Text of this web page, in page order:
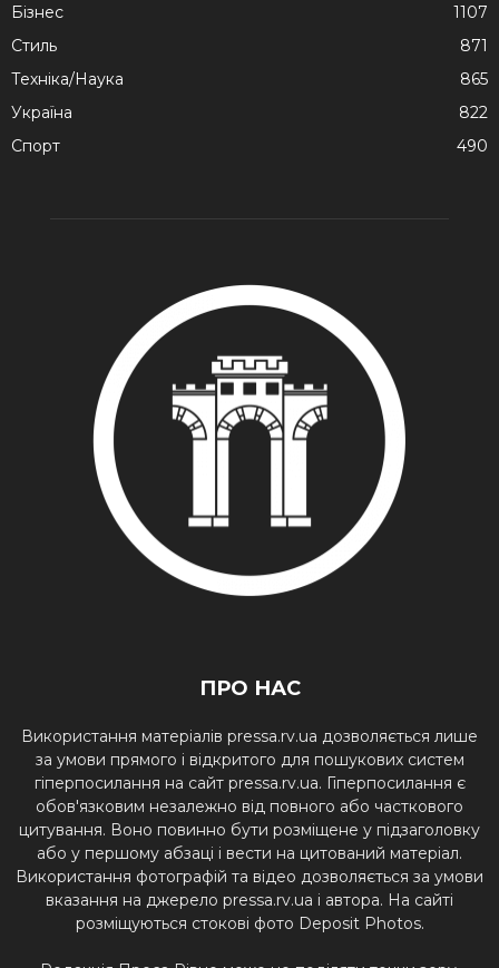
Бізнес
1107
Стиль
871
Техніка/Наука
865
Україна
822
Спорт
490
ПРО НАС
Використання матеріалів pressa.rv.ua дозволяється лише
за умови прямого і відкритого для пошукових систем
гіперпосилання на сайт pressa.rv.ua. Гіперпосилання є
обов'язковим незалежно від повного або часткового
цитування. Воно повинно бути розміщене у підзаголовку
або у першому абзаці і вести на цитований матеріал.
Використання фотографій та відео дозволяється за умови
вказання на джерело pressa.rv.ua і автора. На сайті
розміщуються стокові фото Deposit Photos.